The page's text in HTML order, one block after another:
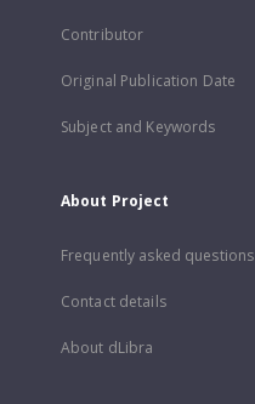
Contributor
Original Publication Date
Subject and Keywords
About Project
Frequently asked questions
Contact details
About dLibra